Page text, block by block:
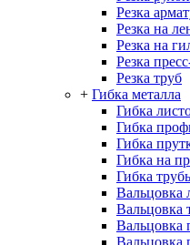
Резка
Резка на
Резка на
Резка
Резка труб
+ Гибка металла
Гибка
Гибка
Гибка
Гибка на
Гибка
Вальцовка
Вальцовка
Вальцовка
Вальцовка